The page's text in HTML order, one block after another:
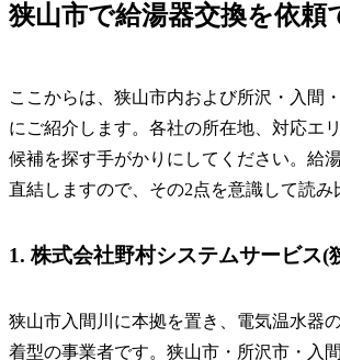
狭山市で給湯器交換を依頼
ここからは、狭山市内および所沢・入間
にご紹介します。各社の所在地、対応エ
候補を探す手がかりにしてください。給
直結しますので、その2点を意識して読み
1. 株式会社野村システムサービス(
狭山市入間川に本拠を置き、電気温水器
着型の事業者です。狭山市・所沢市・入